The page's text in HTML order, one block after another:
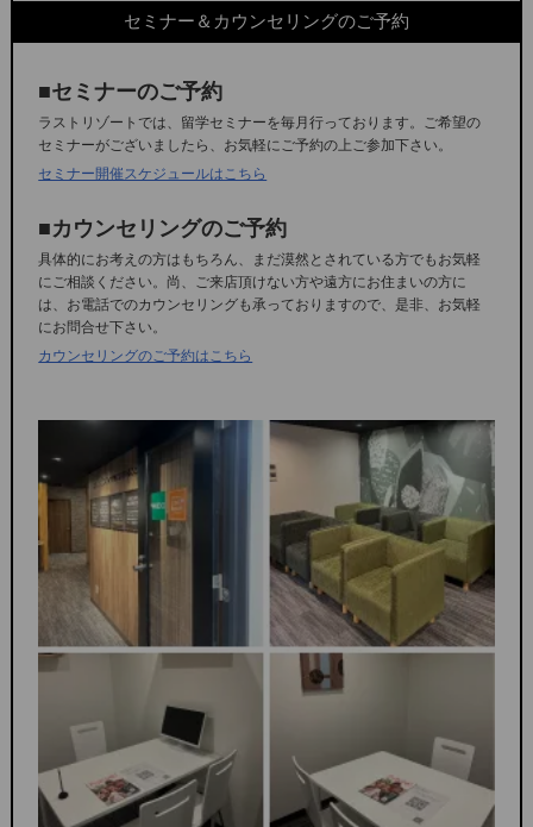
セミナー＆カウンセリングのご予約
■セミナーのご予約
ラストリゾートでは、留学セミナーを毎月行っております。ご希望の
セミナーがございましたら、お気軽にご予約の上ご参加下さい。
セミナー開催スケジュールはこちら
■カウンセリングのご予約
具体的にお考えの方はもちろん、まだ漠然とされている方でもお気軽
にご相談ください。 尚、ご来店頂けない方や遠方にお住まいの方に
は、お電話でのカウンセリングも承っておりますので、是非、お気軽
にお問合せ下さい。
カウンセリングのご予約はこちら